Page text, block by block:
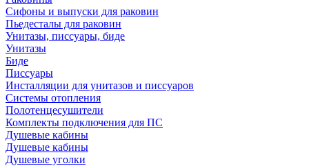
Сифоны и выпуски для раковин
Пьедесталы для раковин
Унитазы, писсуары, биде
Унитазы
Биде
Писсуары
Инсталляции для унитазов и писсуаров
Системы отопления
Полотенцесушители
Комплекты подключения для ПС
Душевые кабины
Душевые кабины
Душевые уголки